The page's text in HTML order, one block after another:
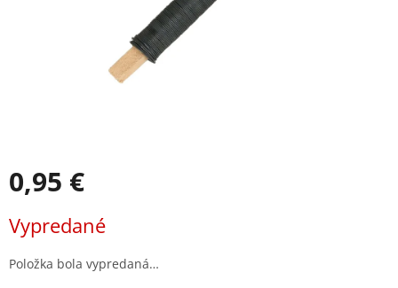
0,95 €
cena:
Vypredané
Položka bola vypredaná…